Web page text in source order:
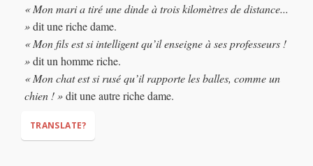
« Mon mari a tiré une dinde à trois kilomètres de distance...
»dit une riche dame.
« Mon fils est si intelligent qu’il enseigne à ses professeurs !
»dit un homme riche.
« Mon chat est si rusé qu’il rapporte les balles, comme un
chien ! »dit une autre riche dame.
TRANSLATE?